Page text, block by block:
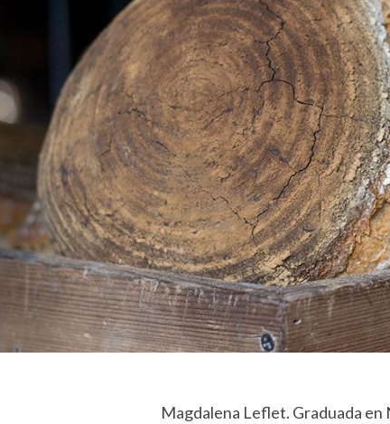
Magdalena Leflet. Graduada